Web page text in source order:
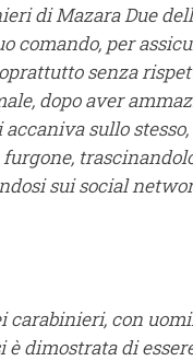
di Mazara Due
comando, per
senza
dopo aver
sullo
sui social
carabinieri, con
è dimostrata di